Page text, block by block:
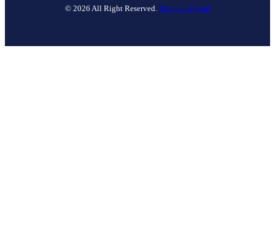
© 2026 All Right Reserved. Banyan Digital